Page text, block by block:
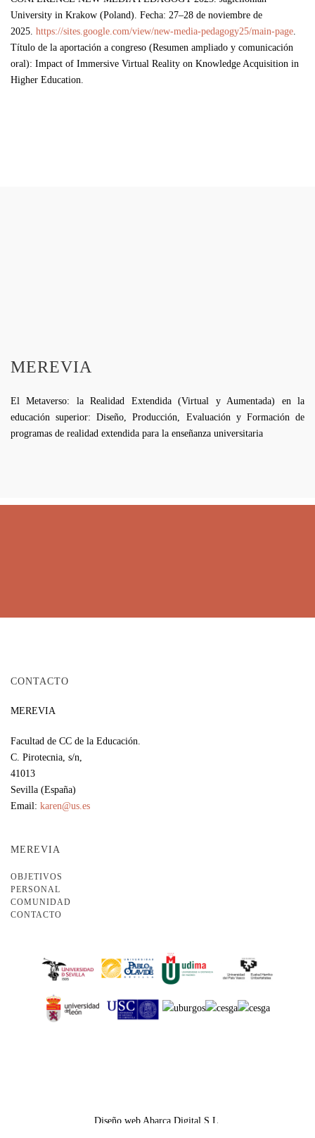
University in Krakow (Poland). Fecha: 27–28 de noviembre de
2025. https://sites.google.com/view/new-media-pedagogy25/main-page
Título de la aportación a congreso (Resumen ampliado y comunicación
oral): Impact of Immersive Virtual Reality on Knowledge Acquisition in
Higher Education.
MEREVIA
El Metaverso: la Realidad Extendida (Virtual y Aumentada) en la
educación superior: Diseño, Producción, Evaluación y Formación de
programas de realidad extendida para la enseñanza universitaria
CONTACTO
MEREVIA
Facultad de CC de la Educación.
C. Pirotecnia, s/n,
41013
Sevilla (España)
Email: karen@us.es
MEREVIA
OBJETIVOS
PERSONAL
COMUNIDAD
CONTACTO
Diseño web Abarca Digital S.L.